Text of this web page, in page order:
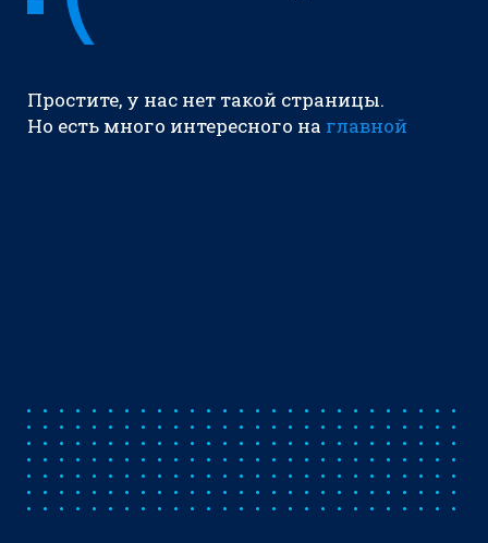
Простите, у нас нет такой страницы.
Но есть много интересного на главной